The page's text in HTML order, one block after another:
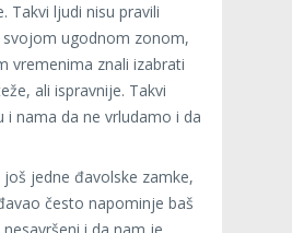
Takvi ljudi nisu pravili
ugodnom zonom,
vremenima znali izabrati
ali ispravnije. Takvi
i nama da ne vrludamo i da
jedne đavolske zamke,
često napominje baš